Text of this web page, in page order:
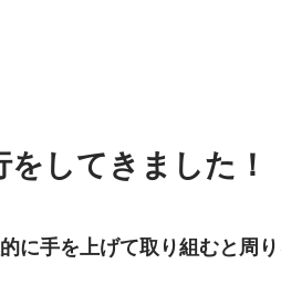
してきました！
に手を上げて取り組むと周